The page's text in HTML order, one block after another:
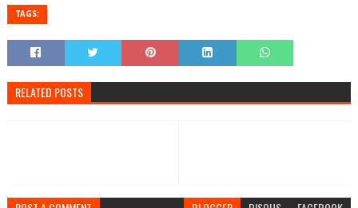
TAGS:
RELATED POSTS